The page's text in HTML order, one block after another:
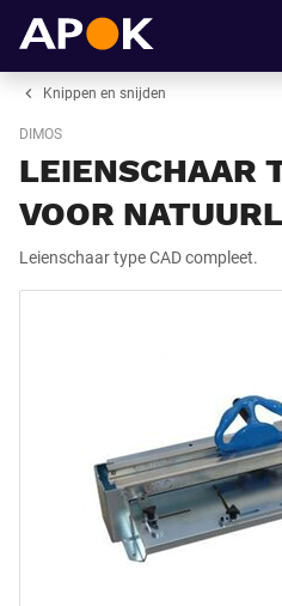
Knippen en snijden
DIMOS
LEIENSCHAAR
VOOR
Leienschaar type CAD compleet.